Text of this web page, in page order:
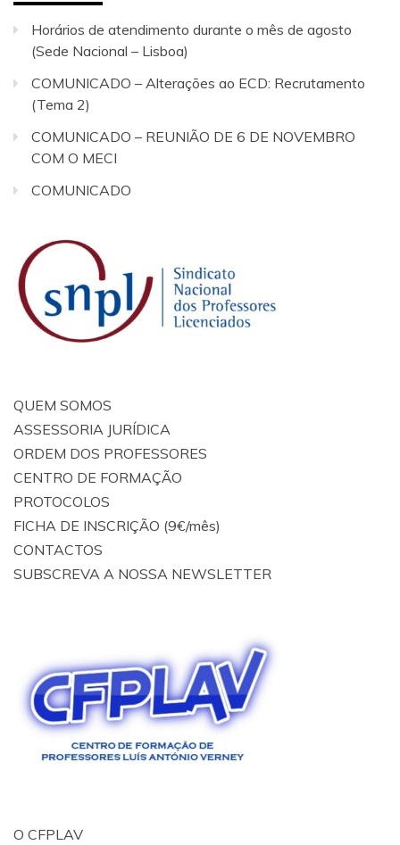
Horários de atendimento durante o mês de agosto
(Sede Nacional – Lisboa)
COMUNICADO – Alterações ao ECD: Recrutamento
(Tema 2)
COMUNICADO – REUNIÃO DE 6 DE NOVEMBRO
COM O MECI
COMUNICADO
QUEM SOMOS
ASSESSORIA JURÍDICA
ORDEM DOS PROFESSORES
CENTRO DE FORMAÇÃO
PROTOCOLOS
FICHA DE INSCRIÇÃO (9€/mês)
CONTACTOS
SUBSCREVA A NOSSA NEWSLETTER
O CFPLAV